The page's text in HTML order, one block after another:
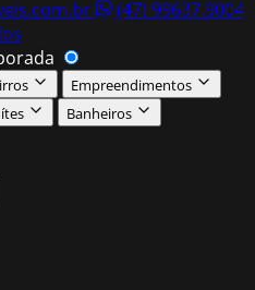
(47) 99637.9004
Empreendimentos
Banheiros